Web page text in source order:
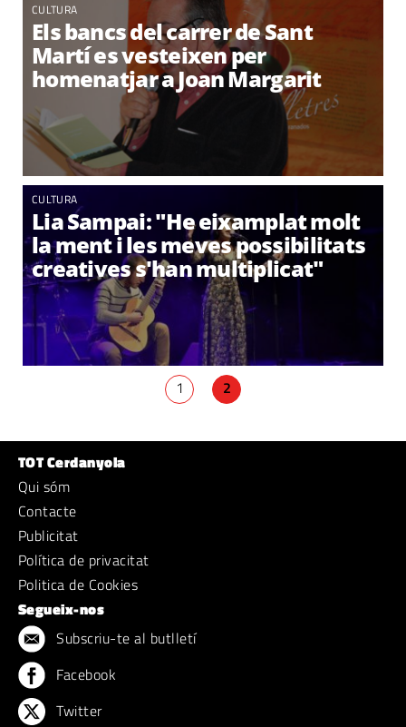
CULTURA
Els bancs del carrer de Sant
Martí es vesteixen per
homenatjar a Joan Margarit
CULTURA
Lia Sampai: "He eixamplat molt
la ment i les meves possibilitats
creatives s'han multiplicat"
1 2
TOT Cerdanyola
Qui sóm
Contacte
Publicitat
Política de privacitat
Politica de Cookies
Segueix-nos
Subscriu-te al butlletí
Facebook
Twitter